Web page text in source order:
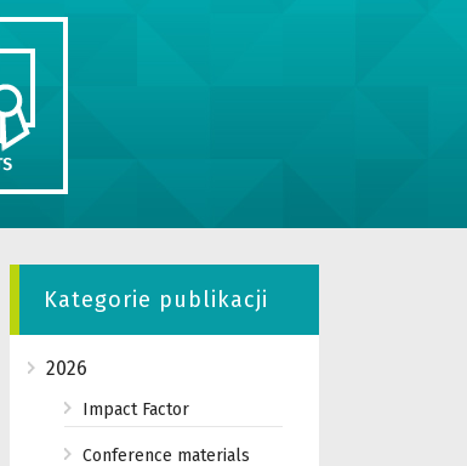
Kategorie publikacji
2026
Impact Factor
Conference materials